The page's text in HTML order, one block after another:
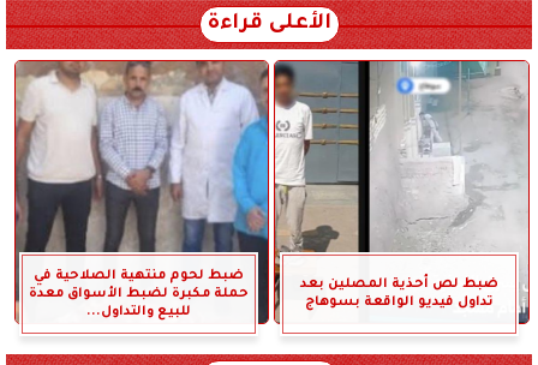
الأعلى قراءة
ضبط لص أحذية المصلين بعد
تداول فيديو الواقعة بسوهاج
ضبط لحوم منتهية الصلاحية في
حملة مكبرة لضبط الأسواق معدة
للبيع والتداول...